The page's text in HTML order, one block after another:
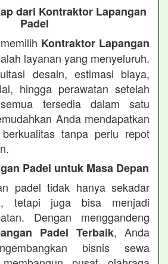
dari Kontraktor Lapangan
Padel
Kontraktor Lapangan
layanan yang menyeluruh.
desain, estimasi biaya,
hingga perawatan setelah
tersedia dalam satu
Anda mendapatkan
tanpa perlu repot
Padel untuk Masa Depan
padel tidak hanya sekadar
tetapi juga bisa menjadi
Dengan menggandeng
Padel Terbaik, Anda
bisnis sewa